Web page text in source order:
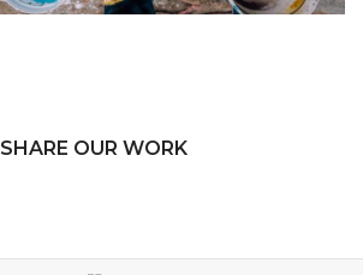
SHARE OUR WORK